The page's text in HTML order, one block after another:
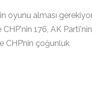
oyunu alması
176, AK Parti'nin
CHP’nin çoğunluk